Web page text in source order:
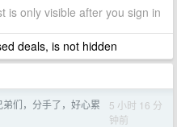
is only visible after you sign in
deals, is not hidden
弟们，分手了，好心累
5 小时 16 分
钟前